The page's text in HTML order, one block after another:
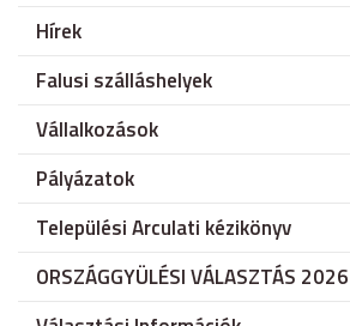
Hírek
Falusi szálláshelyek
Vállalkozások
Pályázatok
Települési Arculati kézikönyv
ORSZÁGGYÜLÉSI VÁLASZTÁS 2026